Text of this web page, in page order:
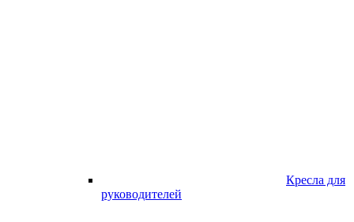
Кресла для
руководителей